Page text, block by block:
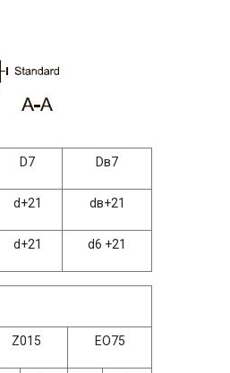
D7 Dв7
d+21 dв+21
d+21 d6 +21
Z015 ЕО75